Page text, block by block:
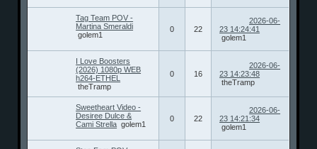
Tag Team POV -
Martina Smeraldi
golem1
0 22
2026-06-
23 14:24:41
golem1
I Love Boosters
(2026) 1080p WEB
h264-ETHEL
theTramp
0 16
2026-06-
23 14:23:48
theTramp
Sweetheart Video -
Desiree Dulce &
Cami Strella golem1
0 22
2026-06-
23 14:21:34
golem1